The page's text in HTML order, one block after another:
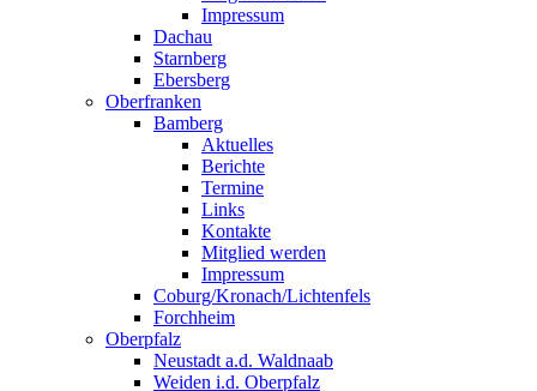
Impressum
Dachau
Starnberg
Ebersberg
Oberfranken
Bamberg
Aktuelles
Berichte
Termine
Links
Kontakte
Mitglied werden
Impressum
Coburg/Kronach/Lichtenfels
Forchheim
Oberpfalz
Neustadt a.d. Waldnaab
Weiden i.d. Oberpfalz